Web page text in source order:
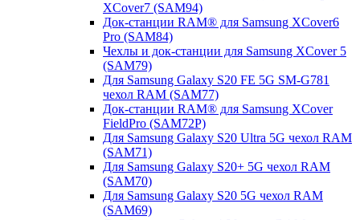
XCover7 (SAM94)
Док-станции RAM® для Samsung XCover6
Pro (SAM84)
Чехлы и док-станции для Samsung XCover 5
(SAM79)
Для Samsung Galaxy S20 FE 5G SM-G781
чехол RAM (SAM77)
Док-станции RAM® для Samsung XCover
FieldPro (SAM72P)
Для Samsung Galaxy S20 Ultra 5G чехол RAM
(SAM71)
Для Samsung Galaxy S20+ 5G чехол RAM
(SAM70)
Для Samsung Galaxy S20 5G чехол RAM
(SAM69)